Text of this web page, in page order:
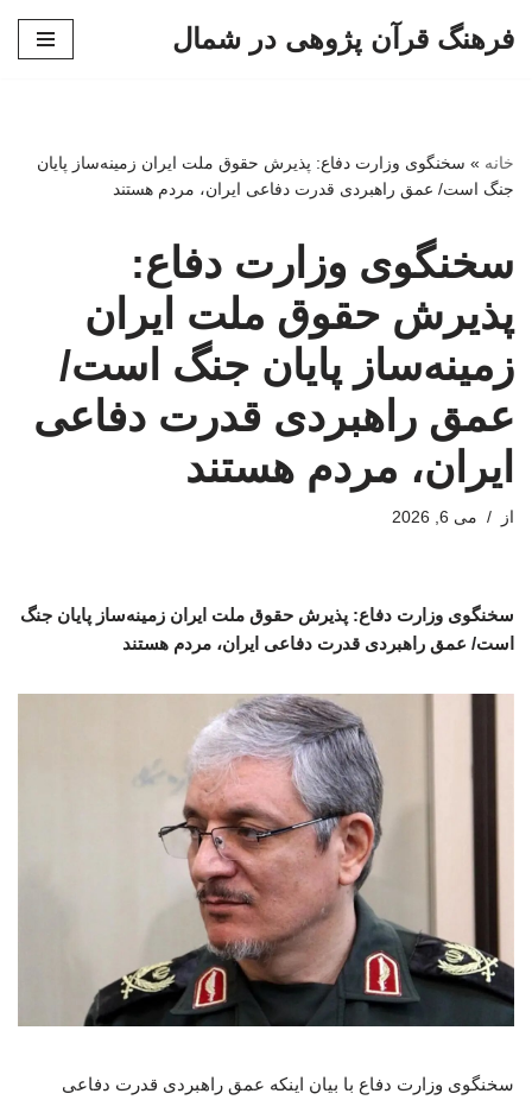
فرهنگ قرآن پژوهی در شمال
خانه » سخنگوی وزارت دفاع: پذیرش حقوق ملت ایران زمینه‌ساز پایان
جنگ است/ عمق راهبردی قدرت دفاعی ایران، مردم هستند
سخنگوی وزارت دفاع:
پذیرش حقوق ملت ایران
زمینه‌ساز پایان جنگ است/
عمق راهبردی قدرت دفاعی
ایران، مردم هستند
از می 6, 2026
سخنگوی وزارت دفاع: پذیرش حقوق ملت ایران زمینه‌ساز پایان جنگ
است/ عمق راهبردی قدرت دفاعی ایران، مردم هستند
سخنگوی وزارت دفاع با بیان اینکه عمق راهبردی قدرت دفاعی